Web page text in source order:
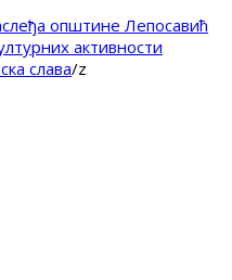
активности
слава/z